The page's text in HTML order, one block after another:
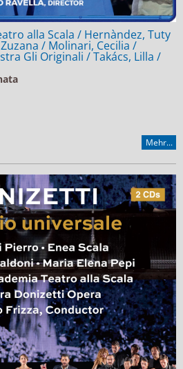
alla Scala / Hernàndez, Tuty
/ Molinari, Cecilia /
Gli Originali / Takács, Lilla /
Mehr...